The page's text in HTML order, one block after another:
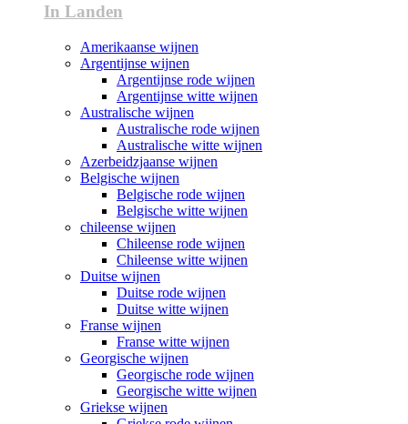
In Landen
Amerikaanse wijnen
Argentijnse wijnen
Argentijnse rode wijnen
Argentijnse witte wijnen
Australische wijnen
Australische rode wijnen
Australische witte wijnen
Azerbeidzjaanse wijnen
Belgische wijnen
Belgische rode wijnen
Belgische witte wijnen
chileense wijnen
Chileense rode wijnen
Chileense witte wijnen
Duitse wijnen
Duitse rode wijnen
Duitse witte wijnen
Franse wijnen
Franse witte wijnen
Georgische wijnen
Georgische rode wijnen
Georgische witte wijnen
Griekse wijnen